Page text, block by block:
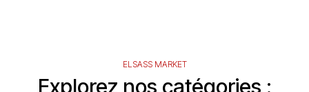
ELSASS MARKET
Explorez nos catégories :